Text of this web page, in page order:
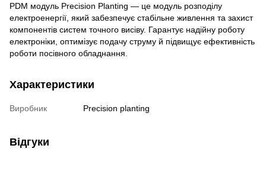
PDM модуль Precision Planting — це модуль розподілу
електроенергії, який забезпечує стабільне живлення та захист
компонентів систем точного висіву. Гарантує надійну роботу
електроніки, оптимізує подачу струму й підвищує ефективність
роботи посівного обладнання.
Характеристики
Виробник Precision planting
Відгуки